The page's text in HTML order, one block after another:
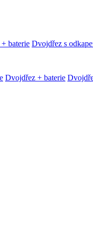
baterie Dvojdřez s
Dvojdřez + baterie